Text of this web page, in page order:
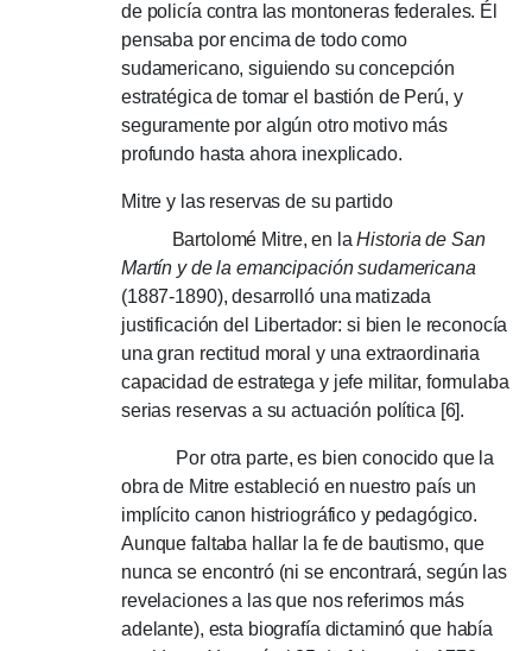
de policía contra las montoneras federales. Él
pensaba por encima de todo como
sudamericano, siguiendo su concepción
estratégica de tomar el bastión de Perú, y
seguramente por algún otro motivo más
profundo hasta ahora inexplicado.
Mitre y las reservas de su partido
Bartolomé Mitre, en laHistoriade San
Martín y de la emancipación sudamericana
(1887-1890), desarrolló una matizada
justificación del Libertador: si bien le reconocía
una gran rectitud moral y una extraordinaria
capacidad de estratega y jefe militar, formulaba
serias reservas a su actuación política [6].
Por otra parte, es bien conocido que la
obra de Mitre estableció en nuestro país un
implícito canon histriográfico y pedagógico.
Aunque faltaba hallar la fe de bautismo, que
nunca se encontró (ni se encontrará, según las
revelaciones a las que nos referimos más
adelante), esta biografía dictaminó que había